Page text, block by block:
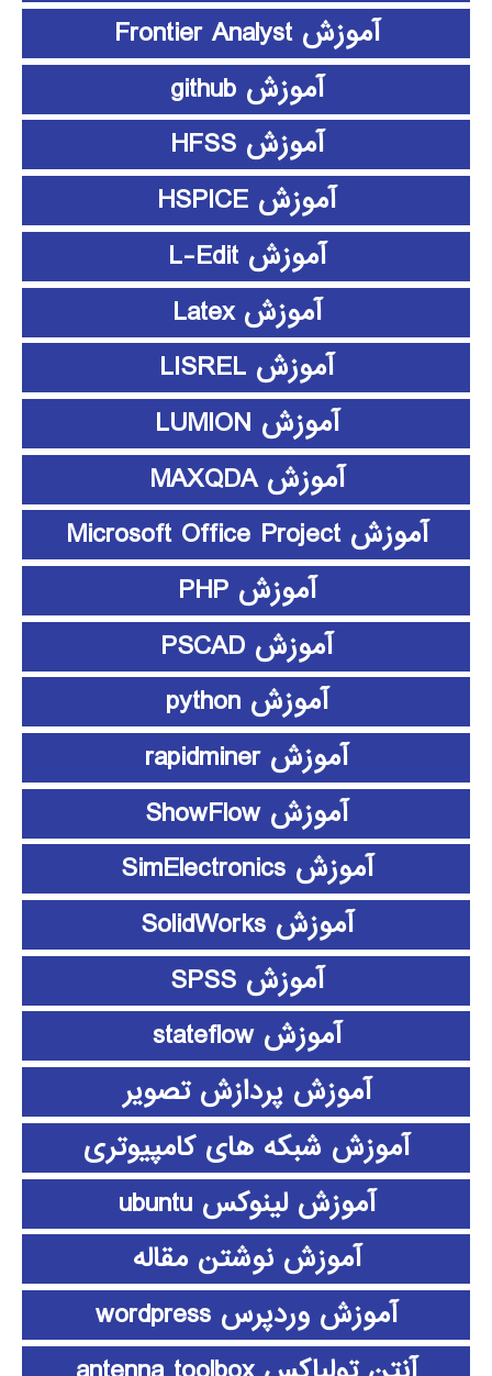
آموزش Frontier Analyst
آموزش github
آموزش HFSS
آموزش HSPICE
آموزش L-Edit
آموزش Latex
آموزش LISREL
آموزش LUMION
آموزش MAXQDA
آموزش Microsoft Office Project
آموزش PHP
آموزش PSCAD
آموزش python
آموزش rapidminer
آموزش ShowFlow
آموزش SimElectronics
آموزش SolidWorks
آموزش SPSS
آموزش stateflow
آموزش پردازش تصویر
آموزش شبکه های کامپیوتری
آموزش لینوکس ubuntu
آموزش نوشتن مقاله
آموزش وردپرس wordpress